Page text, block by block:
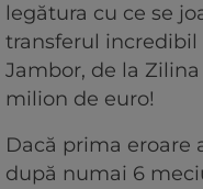
legătura cu ce se
transferul
Jambor, de la
milion de euro!
Dacă prima eroare
după numai 6